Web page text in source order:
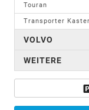
Touran
Transporter
VOLVO
WEITERE